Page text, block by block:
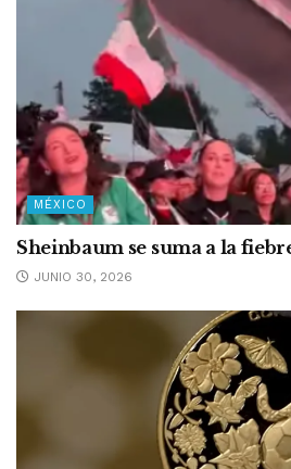
MÉXICO
Sheinbaum se suma a la
JUNIO 30, 2026